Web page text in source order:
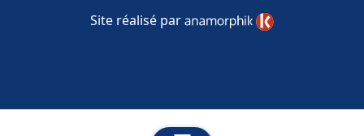
Site réalisé par